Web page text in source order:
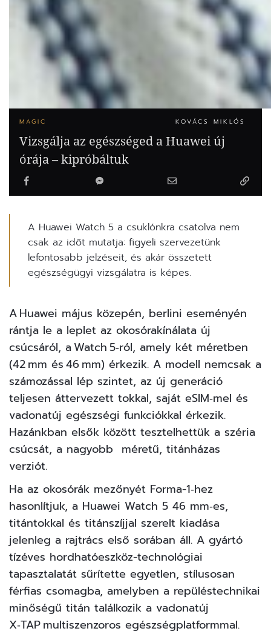
MAGIC KOVÁCS MIKLÓS
Vizsgálja az egészséged a Huawei új
órája – kipróbáltuk
A Huawei Watch 5 a csuklónkra csatolva nem
csak az időt mutatja: figyeli szervezetünk
lefontosabb jelzéseit, és akár összetett
egészségügyi vizsgálatra is képes.
AHuawei május közepén, berlini eseményén
rántja le a leplet az okosórakínálata új
csúcsáról, a Watch 5‑ról, amely két méretben
(42 mm és 46 mm) érkezik. A modell nemcsak a
számozással lép szintet, az új generáció
teljesen áttervezett tokkal, saját eSIM‑mel és
vadonatúj egészségi funkciókkal érkezik.
Hazánkban elsők között tesztelhettük a széria
csúcsát, a nagyobb méretű, titánházas
verziót.
Ha az okosórák mezőnyét Forma-1‑hez
hasonlítjuk, a Huawei Watch 5 46 mm‑es,
titántokkal és titánszíjjal szerelt kiadása
jelenleg a rajtrács első sorában áll. A gyártó
tízéves hordhatóeszköz-technológiai
tapasztalatát sűrítette egyetlen, stílusosan
férfias csomagba, amelyben a repüléstechnikai
minőségű titán találkozik a vadonatúj
X‑TAP multiszenzoros egészségplatformmal.